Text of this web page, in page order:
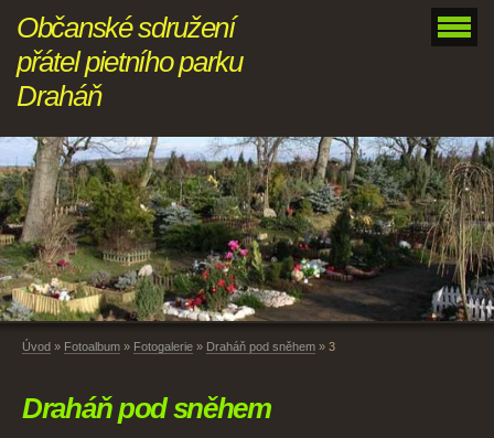
Občanské sdružení
přátel pietního parku
Draháň
Úvod » Fotoalbum » Fotogalerie » Draháň pod sněhem » 3
Draháň pod sněhem